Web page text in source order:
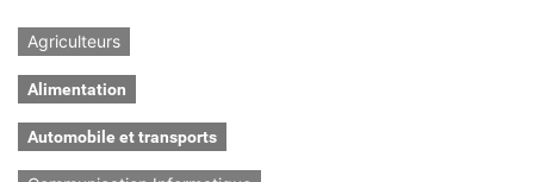
Agriculteurs
Alimentation
Automobile et transports